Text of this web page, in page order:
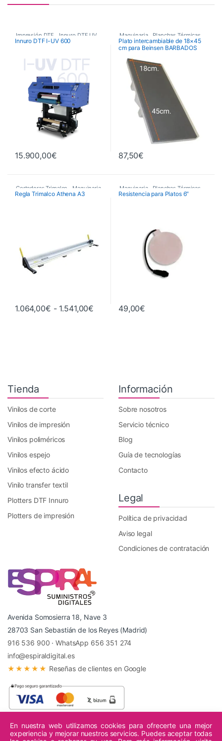
Impresión DTF Innuro DTF UV
Plotters de Impresión,
Plotters de impresión DTF Innuro
Innuro DTF I-UV 600
15.900,00€
Maquinaria Planchas Térmicas
Recambios Planchas
Plato intercambiable de 18×45
cm para Beinsen BARBADOS
87,50€
Cortadoras Trimalco Maquinaria
Regla Trimalco Athena A3
1.064,00€ - 1.541,00€ Rango de precios: desde
Este producto tiene múltiples variantes. Las opciones se
Maquinaria Planchas Térmicas
Resistencia para Platos 6″
49,00€
Tienda
Vinilos de corte
Vinilos de impresión
Vinilos poliméricos
Vinilos espejo
Vinilos efecto ácido
Vinilo transfer textil
Plotters DTF Innuro
Plotters de impresión
Información
Sobre nosotros
Servicio técnico
Blog
Guía de tecnologías
Contacto
Legal
Política de privacidad
Aviso legal
Condiciones de contratación
Avenida Somosierra 18, Nave 3
28703 San Sebastián de los Reyes (Madrid)
916 536 900 ·WhatsApp 656 351 274
info@espiraldigital.es
★★★★★ Reseñas de clientes en Google
© 2026 Espiral Digital - Todos los derechos reservados.
En nuestra web utilizamos cookies para ofrecerte una mejor
experiencia y mejorar nuestros servicios. Puedes aceptar todas